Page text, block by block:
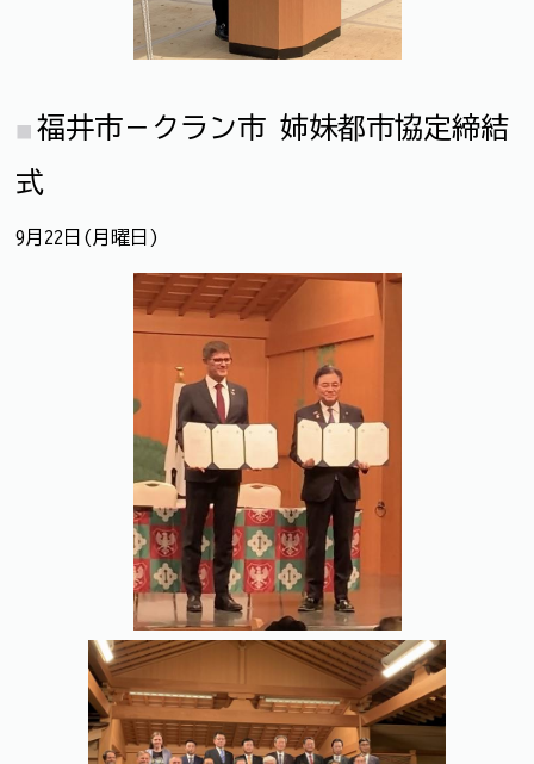
福井市－クラン市 姉妹都市協定締結
式
9月22日(月曜日)